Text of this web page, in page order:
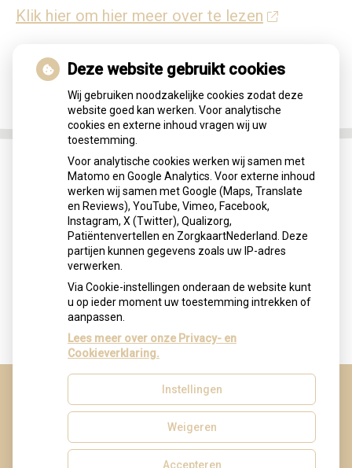
Klik hier om hier meer over te lezen
Inschrijven
Wilt u zich inschrijven bij onze praktijk?
nu via onze digitale inschrijfformulier.
Uw Zorg Online|Beheer
Deze website gebruikt cookies
Wij gebruiken noodzakelijke cookies zodat deze
website goed kan werken. Voor analytische
cookies en externe inhoud vragen wij uw
toestemming.
Voor analytische cookies werken wij samen met
Matomo en Google Analytics. Voor externe inhoud
werken wij samen met Google (Maps, Translate
en Reviews), YouTube, Vimeo, Facebook,
Instagram, X (Twitter), Qualizorg,
Patiëntenvertellen en ZorgkaartNederland. Deze
partijen kunnen gegevens zoals uw IP-adres
verwerken.
Via Cookie-instellingen onderaan de website kunt
u op ieder moment uw toestemming intrekken of
aanpassen.
Lees meer over onze Privacy- en
Cookieverklaring.
Instellingen
Weigeren
Accepteren